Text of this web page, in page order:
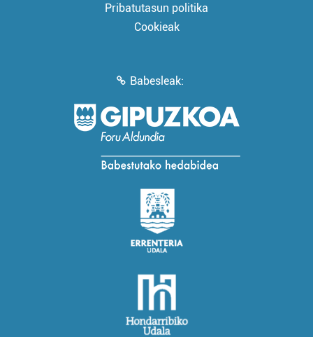
Pribatutasun politika
Cookieak
Babesleak: